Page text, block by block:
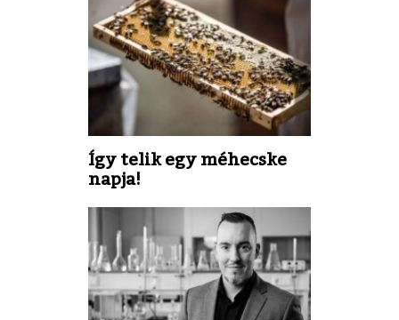
Így telik egy méhecske
napja!